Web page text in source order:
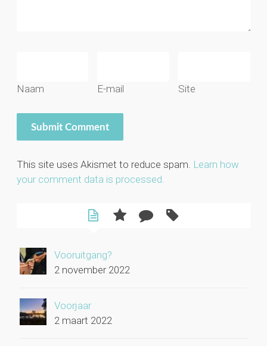
Naam E-mail Site
This site uses Akismet to reduce spam. Learn how
your comment data is processed.
Vooruitgang?
2 november 2022
Voorjaar
2 maart 2022